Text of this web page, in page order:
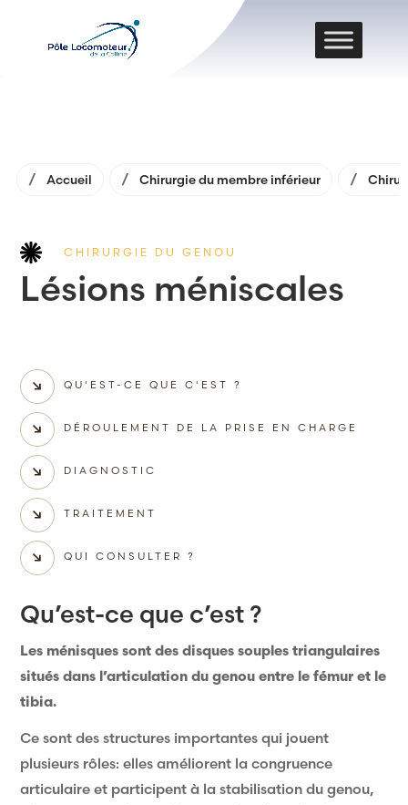
Accueil Chirurgie du membre inférieur
CHIRURGIE DU GENOU
Lésions méniscales
QU'EST-CE QUE C'EST ?
DÉROULEMENT DE LA PRISE EN CHARGE
DIAGNOSTIC
TRAITEMENT
QUI CONSULTER ?
Qu’est-ce que c’est ?
Les ménisques sont des disques souples triangulaires
situés dans l’articulation du genou entre le fémur et le
tibia.
Ce sont des structures importantes qui jouent
plusieurs rôles: elles améliorent la congruence
articulaire et participent à la stabilisation du genou,